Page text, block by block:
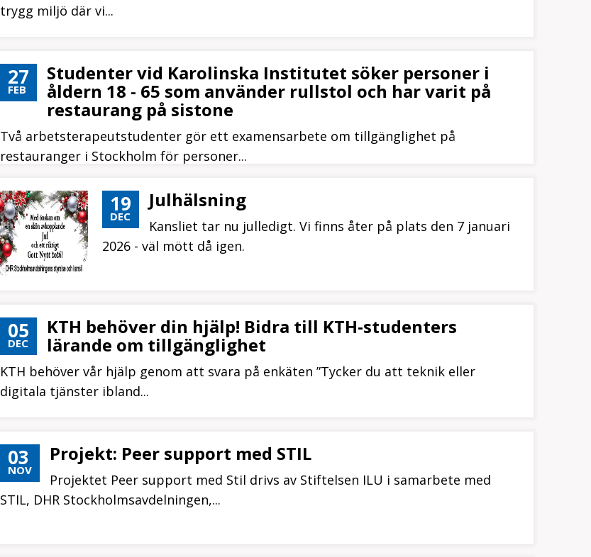
trygg miljö där vi...
27
FEB
Studenter vid Karolinska Institutet söker personer i
åldern 18 - 65 som använder rullstol och har varit på
restaurang på sistone
Två arbetsterapeutstudenter gör ett examensarbete om tillgänglighet på
restauranger i Stockholm för personer...
19
DEC
Julhälsning
Kansliet tar nu julledigt. Vi finns åter på plats den 7 januari
2026 - väl mött då igen.
05
DEC
KTH behöver din hjälp! Bidra till KTH-studenters
lärande om tillgänglighet
KTH behöver vår hjälp genom att svara på enkäten ”Tycker du att teknik eller
digitala tjänster ibland...
03
NOV
Projekt: Peer support med STIL
Projektet Peer support med Stil drivs av Stiftelsen ILU i samarbete med
STIL, DHR Stockholmsavdelningen,...